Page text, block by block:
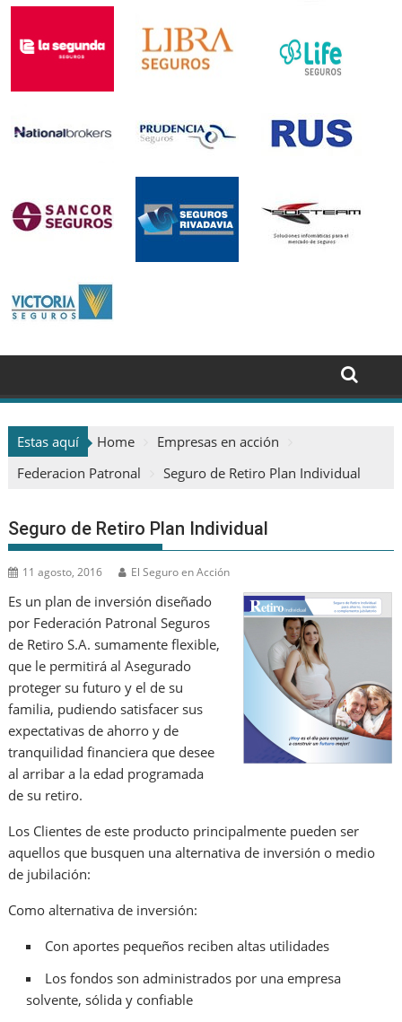
Estas aquí Home
Empresas en acción
Federacion Patronal
Seguro de Retiro Plan Individual
Seguro de Retiro Plan Individual
11 agosto, 2016 El Seguro en Acción
Es un plan de inversión diseñado
por Federación Patronal Seguros
de Retiro S.A. sumamente flexible,
que le permitirá al Asegurado
proteger su futuro y el de su
familia, pudiendo satisfacer sus
expectativas de ahorro y de
tranquilidad financiera que desee
al arribar a la edad programada
de su retiro.
Los Clientes de este producto principalmente pueden ser
aquellos que busquen una alternativa de inversión o medio
de jubilación:
Como alternativa de inversión:
Con aportes pequeños reciben altas utilidades
Los fondos son administrados por una empresa
solvente, sólida y confiable